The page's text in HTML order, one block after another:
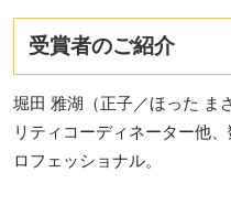
受賞者のご紹介
堀田 雅湖（正子／ほった ま
リティコーディネーター他
ロフェッショナル。